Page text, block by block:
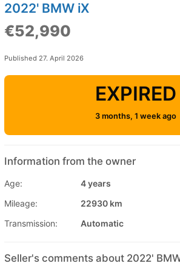
2022' BMW iX
€52,990
Published 27. April 2026
EXPIRED
3 months, 1 week ago
Information from the owner
Age:
4 years
Mileage:
22930 km
Transmission:
Automatic
Seller's comments about 2022'